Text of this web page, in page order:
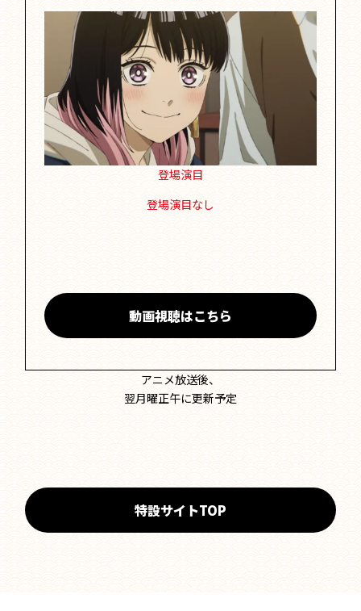
登場演目
登場演目なし
動画視聴はこちら
アニメ放送後、
翌月曜正午に更新予定
特設サイトTOP